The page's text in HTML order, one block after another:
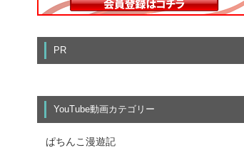
PR
YouTube動画カテゴリー
ぱちんこ漫遊記